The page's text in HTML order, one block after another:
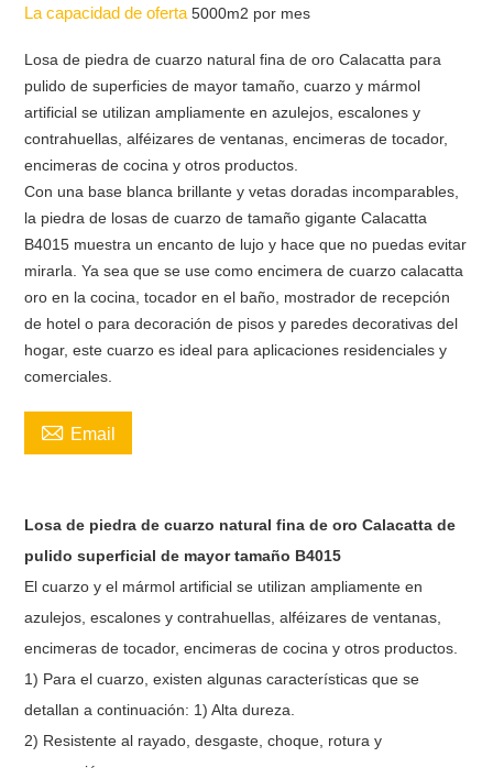
La capacidad de oferta5000m2 por mes
Losa de piedra de cuarzo natural fina de oro Calacatta para
pulido de superficies de mayor tamaño, cuarzo y mármol
artificial se utilizan ampliamente en azulejos, escalones y
contrahuellas, alféizares de ventanas, encimeras de tocador,
encimeras de cocina y otros productos.
Con una base blanca brillante y vetas doradas incomparables,
la piedra de losas de cuarzo de tamaño gigante Calacatta
B4015 muestra un encanto de lujo y hace que no puedas evitar
mirarla. Ya sea que se use como encimera de cuarzo calacatta
oro en la cocina, tocador en el baño, mostrador de recepción
de hotel o para decoración de pisos y paredes decorativas del
hogar, este cuarzo es ideal para aplicaciones residenciales y
comerciales.
 Email
Losa de piedra de cuarzo natural fina de oro Calacatta de
pulido superficial de mayor tamaño B4015
El cuarzo y el mármol artificial se utilizan ampliamente en
azulejos, escalones y contrahuellas, alféizares de ventanas,
encimeras de tocador, encimeras de cocina y otros productos.
1) Para el cuarzo, existen algunas características que se
detallan a continuación: 1) Alta dureza.
2) Resistente al rayado, desgaste, choque, rotura y